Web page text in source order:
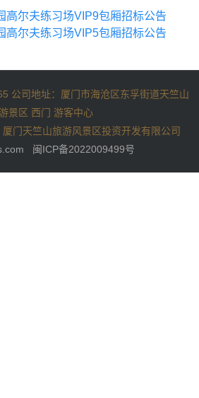
高尔夫练习场VIP9包厢招标公告
高尔夫练习场VIP5包厢招标公告
公司地址：厦门市海沧区东孚街道天竺山
景区 西门 游客中心
门天竺山旅游风景区投资开发有限公司
闽ICP备2022009499号